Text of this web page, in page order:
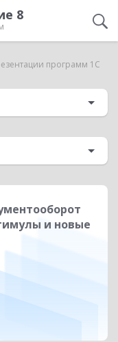
8
программ 1С
и новые